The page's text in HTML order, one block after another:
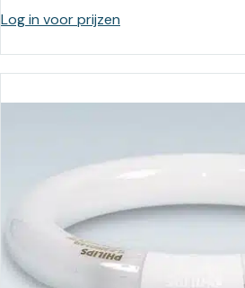
Log in voor prijzen